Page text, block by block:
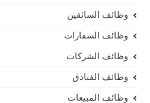
وظائف السائقين
وظائف السفارات
وظائف الشركات
وظائف الفنادق
وظائف المبيعات